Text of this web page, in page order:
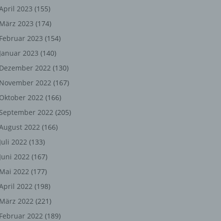
2023 (155)
März 2023 (174)
Februar 2023 (154)
Januar 2023 (140)
Dezember 2022 (130)
November 2022 (167)
Oktober 2022 (166)
September 2022 (205)
2022 (166)
Juli 2022 (133)
Juni 2022 (167)
Mai 2022 (177)
2022 (198)
März 2022 (221)
Februar 2022 (189)
oder